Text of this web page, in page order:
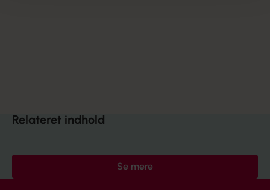
Relateret indhold
Se mere